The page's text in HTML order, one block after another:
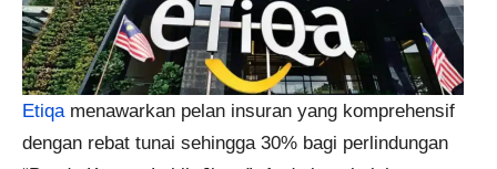
Etiqa menawarkan pelan insuran yang komprehensif
dengan rebat tunai sehingga 30% bagi perlindungan